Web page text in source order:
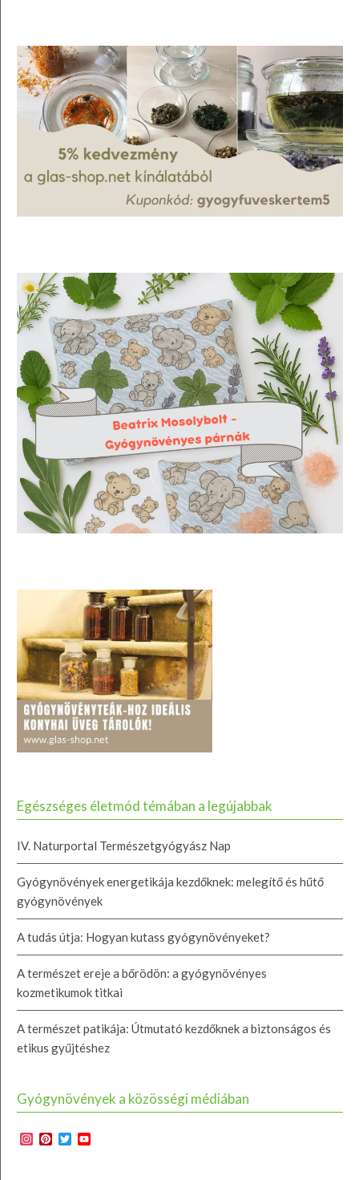
Egészséges életmód témában a legújabbak
IV. Naturportal Természetgyógyász Nap
Gyógynövények energetikája kezdőknek: melegítő és hűtő
gyógynövények
A tudás útja: Hogyan kutass gyógynövényeket?
A természet ereje a bőrödön: a gyógynövényes
kozmetikumok titkai
A természet patikája: Útmutató kezdőknek a biztonságos és
etikus gyűjtéshez
Gyógynövények a közösségi médiában
Instagram
Pinterest
Twitter